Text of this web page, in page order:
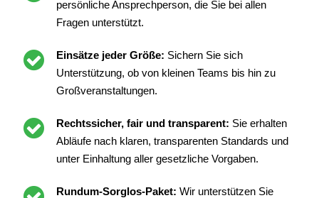
persönliche Ansprechperson, die Sie bei allen
Fragen unterstützt.
Einsätze jeder Größe: Sichern Sie sich
Unterstützung, ob von kleinen Teams bis hin zu
Großveranstaltungen.
Rechtssicher, fair und transparent: Sie erhalten
Abläufe nach klaren, transparenten Standards und
unter Einhaltung aller gesetzliche Vorgaben.
Rundum-Sorglos-Paket: Wir unterstützen Sie